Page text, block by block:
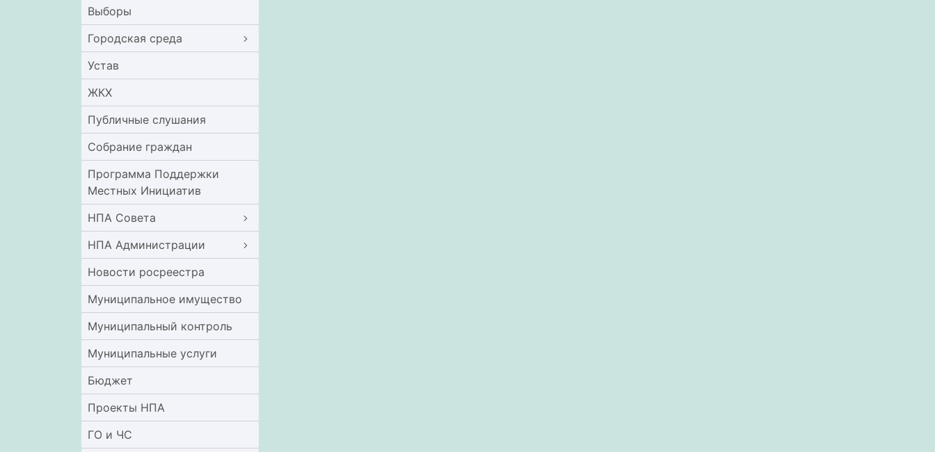
Выборы
Городская среда
Устав
ЖКХ
Публичные слушания
Собрание граждан
Программа Поддержки
Местных Инициатив
НПА Совета
НПА Администрации
Новости росреестра
Муниципальное имущество
Муниципальный контроль
Муниципальные услуги
Бюджет
Проекты НПА
ГО и ЧС